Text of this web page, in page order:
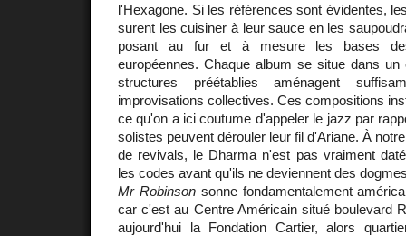
l'Hexagone. Si les références sont évidentes,
surent les cuisiner à leur sauce en les
posant au fur et à mesure les bases
européennes. Chaque album se situe dans
structures préétablies aménagent
improvisations collectives. Ces compositions
ce qu'on a ici coutume d'appeler le jazz par
solistes peuvent dérouler leur fil d'Ariane. À
de revivals, le Dharma n'est pas vraiment
les codes avant qu'ils ne deviennent des
Mr Robinsonsonne fondamentalement
car c'est au Centre Américain situé boulevard
aujourd'hui la Fondation Cartier, alors